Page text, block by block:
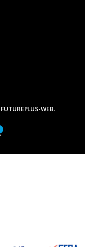
FUTUREPLUS-WEB.